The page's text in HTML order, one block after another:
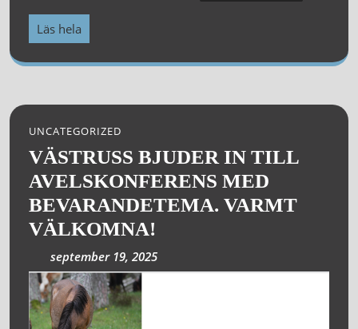
Läs hela
UNCATEGORIZED
VÄSTRUSS BJUDER IN TILL
AVELSKONFERENS MED
BEVARANDETEMA. VARMT
VÄLKOMNA!
september 19, 2025